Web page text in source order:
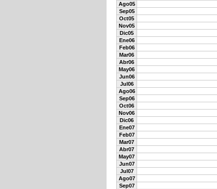
Ago05
Sep05
Oct05
Nov05
Dic05
Ene06
Feb06
Mar06
Abr06
May06
Jun06
Jul06
Ago06
Sep06
Oct06
Nov06
Dic06
Ene07
Feb07
Mar07
Abr07
May07
Jun07
Jul07
Ago07
Sep07